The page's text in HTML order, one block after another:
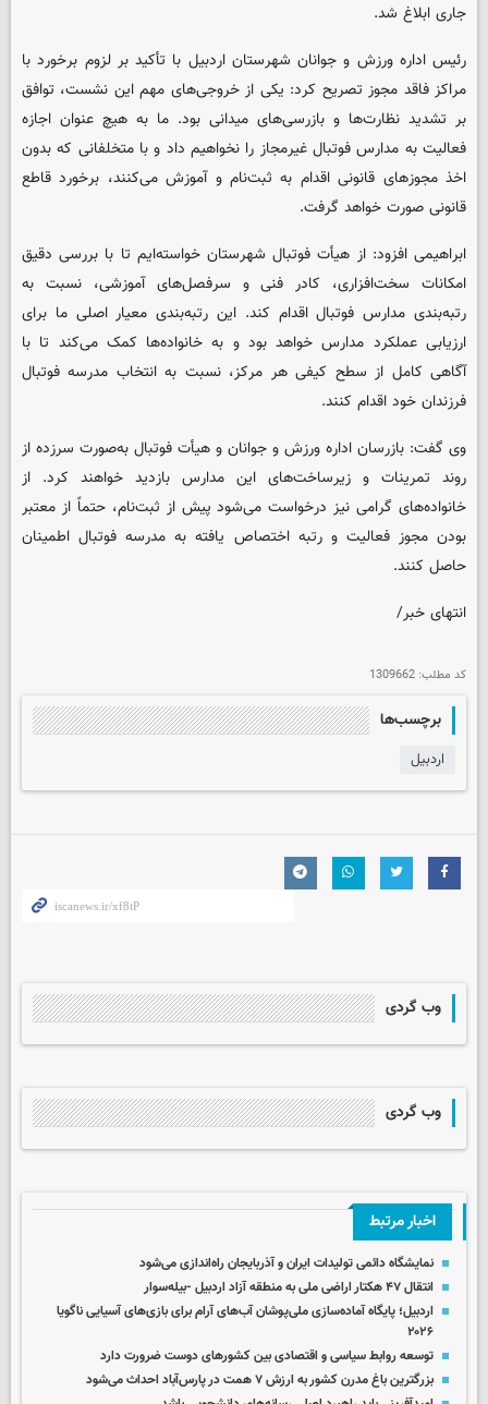
جاری ابلاغ شد.
رئیس اداره ورزش و جوانان شهرستان اردبیل با تأکید بر لزوم برخورد با
مراکز فاقد مجوز تصریح کرد: یکی از خروجی‌های مهم این نشست، توافق
بر تشدید نظارت‌ها و بازرسی‌های میدانی بود. ما به هیچ عنوان اجازه
فعالیت به مدارس فوتبال غیرمجاز را نخواهیم داد و با متخلفانی که بدون
اخذ مجوزهای قانونی اقدام به ثبت‌نام و آموزش می‌کنند، برخورد قاطع
قانونی صورت خواهد گرفت.
ابراهیمی افزود: از هیأت فوتبال شهرستان خواسته‌ایم تا با بررسی دقیق
امکانات سخت‌افزاری، کادر فنی و سرفصل‌های آموزشی، نسبت به
رتبه‌بندی مدارس فوتبال اقدام کند. این رتبه‌بندی معیار اصلی ما برای
ارزیابی عملکرد مدارس خواهد بود و به خانواده‌ها کمک می‌کند تا با
آگاهی کامل از سطح کیفی هر مرکز، نسبت به انتخاب مدرسه فوتبال
فرزندان خود اقدام کنند.
وی گفت: بازرسان اداره ورزش و جوانان و هیأت فوتبال به‌صورت سرزده از
روند تمرینات و زیرساخت‌های این مدارس بازدید خواهند کرد. از
خانواده‌های گرامی نیز درخواست می‌شود پیش از ثبت‌نام، حتماً از معتبر
بودن مجوز فعالیت و رتبه اختصاص یافته به مدرسه فوتبال اطمینان
حاصل کنند.
انتهای خبر/
کد مطلب: 1309662
برچسب‌ها
اردبیل
وب گردی
وب گردی
اخبار مرتبط
نمایشگاه دائمی تولیدات ایران و آذربایجان راه‌اندازی می‌شود
انتقال ۴۷ هکتار اراضی ملی به منطقه آزاد اردبیل -بیله‌سوار
اردبیل؛ پایگاه آماده‌سازی ملی‌پوشان آب‌های آرام برای بازی‌های آسیایی ناگویا
۲۰۲۶
توسعه روابط سیاسی و اقتصادی بین کشورهای دوست ضرورت دارد
بزرگترین باغ مدرن کشور به ارزش ۷ همت در پارس‌آباد احداث می‌شود